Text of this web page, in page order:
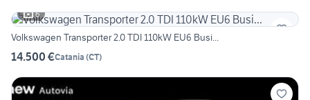
6
Volkswagen Transporter 2.0 TDI 110kW EU6 Busi...
14.500 €Catania (CT)